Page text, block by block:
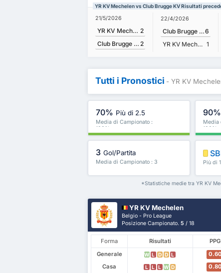
YR KV Mechelen vs Club Brugge KV Risultati
21/5/2026
YR KV Mechelen 2
Club Brugge KV 2
22/4/2026
Club Brugge KV6
YR KV Mechelen 1
Tutti i Pronostici - YR KV
70% Più di 2.5
Media di Campionato :
100%
90%
Media
100%
3 Gol/Partita
Media di Campionato : 3
Più di
*Statistiche medie tra YR KV
YR KV Mechelen
Belgio - Pro League
Posizione Campionato.5 / 18
Forma Risultati
PPG
Generale
W L D D L
0.60
Casa
L L L W D
0.80